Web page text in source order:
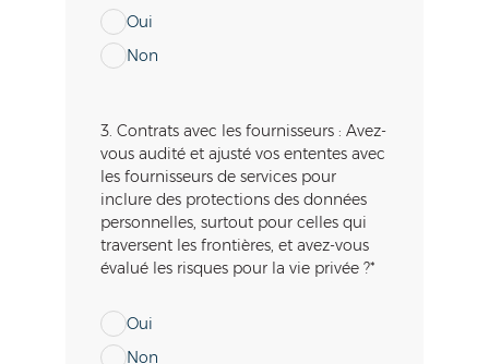
Oui
Non
3. Contrats avec les fournisseurs : Avez-
vous audité et ajusté vos ententes avec
les fournisseurs de services pour
inclure des protections des données
personnelles, surtout pour celles qui
traversent les frontières, et avez-vous
évalué les risques pour la vie privée ?*
Oui
Non